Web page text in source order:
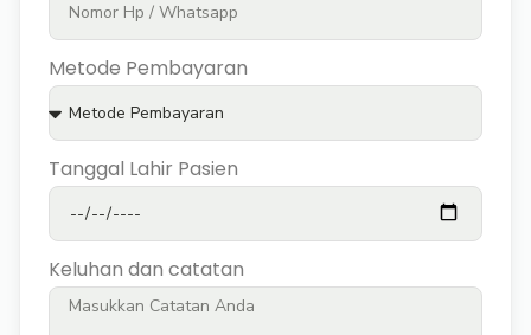
Metode Pembayaran
Tanggal Lahir Pasien
Keluhan dan catatan